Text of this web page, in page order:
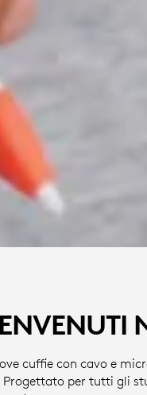
cuffie con cavo e
per tutti gli